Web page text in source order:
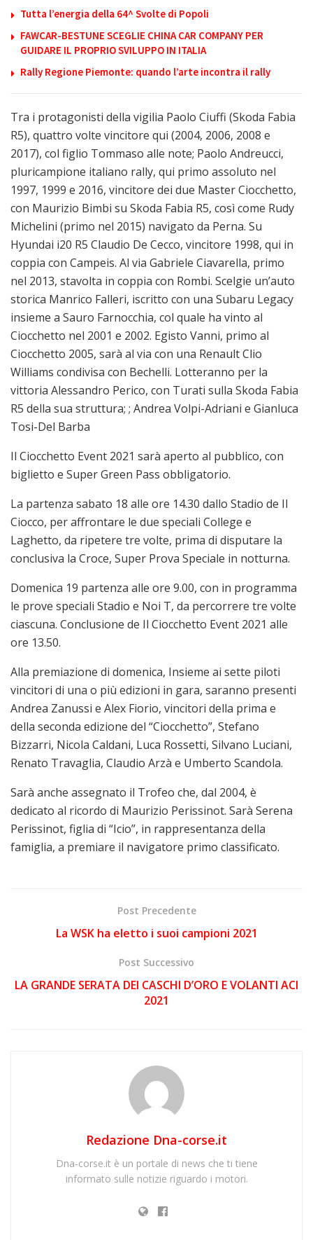
Tutta l’energia della 64^ Svolte di Popoli
FAWCAR-BESTUNE SCEGLIE CHINA CAR COMPANY PER
GUIDARE IL PROPRIO SVILUPPO IN ITALIA
Rally Regione Piemonte: quando l’arte incontra il rally
Tra i protagonisti della vigilia Paolo Ciuffi (Skoda Fabia
R5), quattro volte vincitore qui (2004, 2006, 2008 e
2017), col figlio Tommaso alle note; Paolo Andreucci,
pluricampione italiano rally, qui primo assoluto nel
1997, 1999 e 2016, vincitore dei due Master Ciocchetto,
con Maurizio Bimbi su Skoda Fabia R5, così come Rudy
Michelini (primo nel 2015) navigato da Perna. Su
Hyundai i20 R5 Claudio De Cecco, vincitore 1998, qui in
coppia con Campeis. Al via Gabriele Ciavarella, primo
nel 2013, stavolta in coppia con Rombi. Scelgie un’auto
storica Manrico Falleri, iscritto con una Subaru Legacy
insieme a Sauro Farnocchia, col quale ha vinto al
Ciocchetto nel 2001 e 2002. Egisto Vanni, primo al
Ciocchetto 2005, sarà al via con una Renault Clio
Williams condivisa con Bechelli. Lotteranno per la
vittoria Alessandro Perico, con Turati sulla Skoda Fabia
R5 della sua struttura; ; Andrea Volpi-Adriani e Gianluca
Tosi-Del Barba
Il Ciocchetto Event 2021 sarà aperto al pubblico, con
biglietto e Super Green Pass obbligatorio.
La partenza sabato 18 alle ore 14.30 dallo Stadio de Il
Ciocco, per affrontare le due speciali College e
Laghetto, da ripetere tre volte, prima di disputare la
conclusiva la Croce, Super Prova Speciale in notturna.
Domenica 19 partenza alle ore 9.00, con in programma
le prove speciali Stadio e Noi T, da percorrere tre volte
ciascuna. Conclusione de Il Ciocchetto Event 2021 alle
ore 13.50.
Alla premiazione di domenica, Insieme ai sette piloti
vincitori di una o più edizioni in gara, saranno presenti
Andrea Zanussi e Alex Fiorio, vincitori della prima e
della seconda edizione del “Ciocchetto”, Stefano
Bizzarri, Nicola Caldani, Luca Rossetti, Silvano Luciani,
Renato Travaglia, Claudio Arzà e Umberto Scandola.
Sarà anche assegnato il Trofeo che, dal 2004, è
dedicato al ricordo di Maurizio Perissinot. Sarà Serena
Perissinot, figlia di “Icio”, in rappresentanza della
famiglia, a premiare il navigatore primo classificato.
Post Precedente
La WSK ha eletto i suoi campioni 2021
Post Successivo
LA GRANDE SERATA DEI CASCHI D’ORO E VOLANTI ACI
2021
Redazione Dna-corse.it
Dna-corse.it è un portale di news che ti tiene
informato sulle notizie riguardo i motori.